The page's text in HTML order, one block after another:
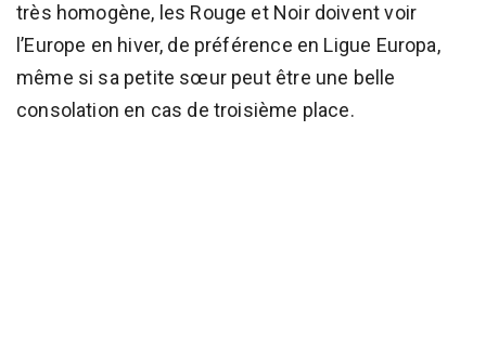
très homogène, les Rouge et Noir doivent voir
l’Europe en hiver, de préférence en Ligue Europa,
même si sa petite sœur peut être une belle
consolation en cas de troisième place.